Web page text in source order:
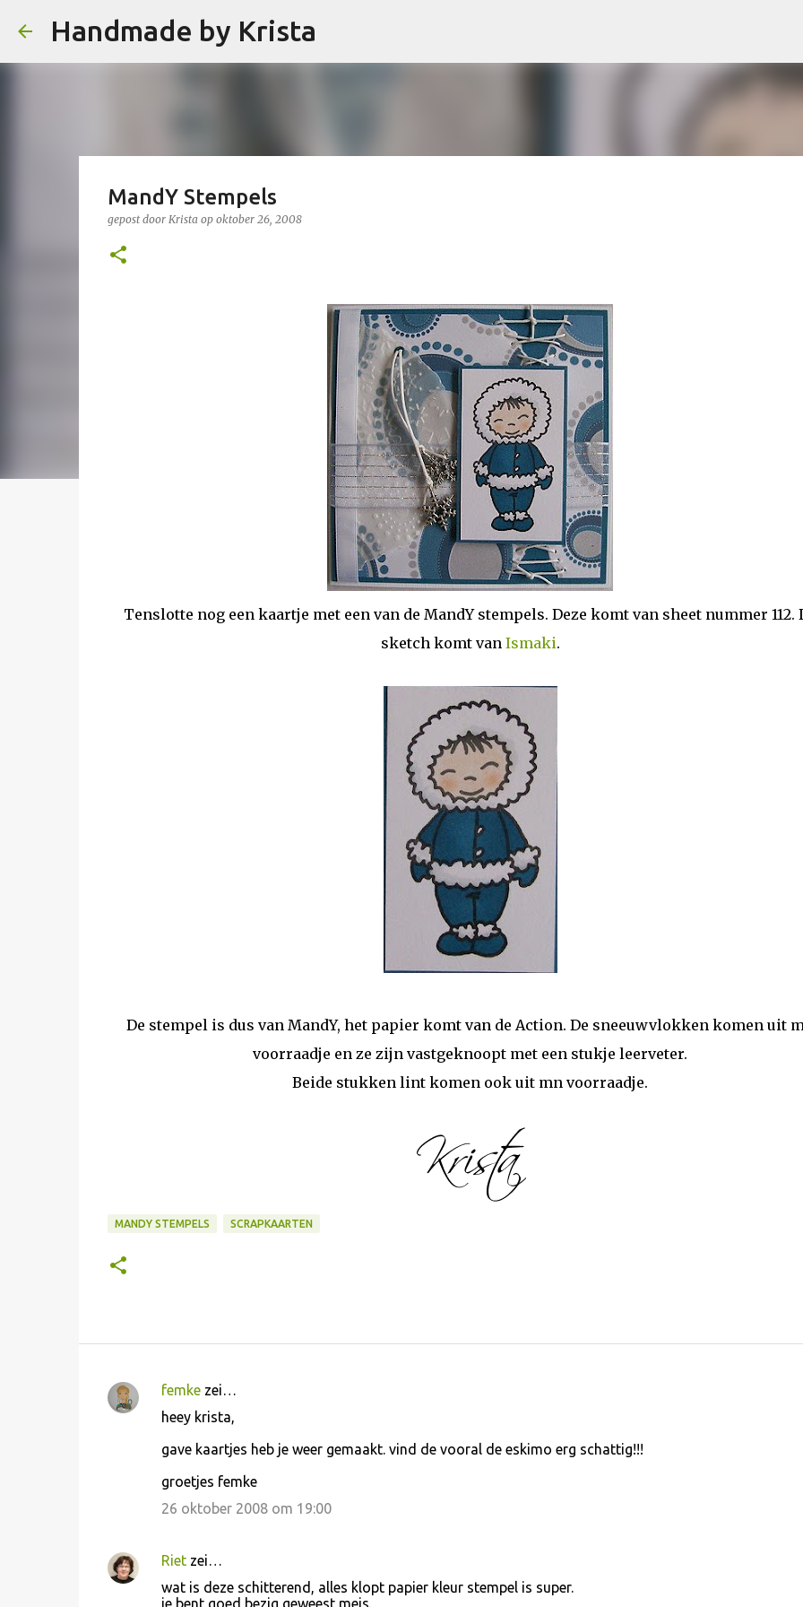
Handmade by Krista
MandY Stempels
gepost door Krista op oktober 26, 2008
Tenslotte nog een kaartje met een van de MandY stempels. Deze komt van sheet nummer 112.
sketch komt van Ismaki.
De stempel is dus van MandY, het papier komt van de Action. De sneeuwvlokken komen uit
voorraadje en ze zijn vastgeknoopt met een stukje leerveter.
Beide stukken lint komen ook uit mn voorraadje.
MANDY STEMPELS SCRAPKAARTEN
R
e
s
femkezei…
heey krista,
gave kaartjes heb je weer gemaakt. vind de vooral de eskimo erg schattig!!!
groetjes femke
26 oktober 2008 om 19:00
Rietzei…
wat is deze schitterend, alles klopt papier kleur stempel is super.
je bent goed bezig geweest meis.